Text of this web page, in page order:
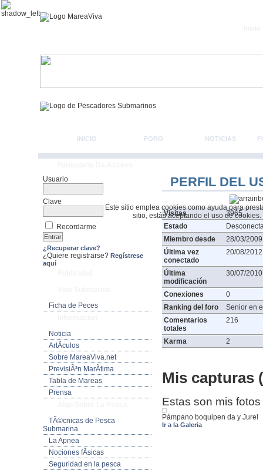
Este sitio emplea cookies como ayuda para
sitio, estás aceptando el uso de cookies.
INICIO FORO NOTICIAS
Usuario
Clave
Recordarme
¿Recuperar clave?
¿Quiere registrarse? Regístrese
aquí
Ficha de Peces
Noticia
ArtÃ­culos
Sobre MareaViva.net
PrevisiÃ³n MarÃ­tima
Tabla de Mareas
Prensa
TÃ©cnicas de Pesca
Submarina
La Apnea
Nociones fÃ­sicas
Seguridad en la pesca
PERFIL DEL
Visitas
3965
Estado
Miembro desde
28/03/
Última vez
conectado
20/08/
Última
modificación
30/07/
Conexiones
0
Ranking del foro
Senior en
Comentarios
totales
216
Karma 2
Mis capturas
Estas son mis
Pámpano boquipen da y Jurel
Ir a la Galeria